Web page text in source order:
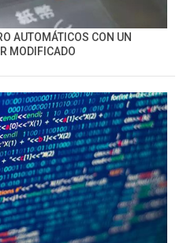
AUTOMÁTICOS CON UN
MODIFICADO